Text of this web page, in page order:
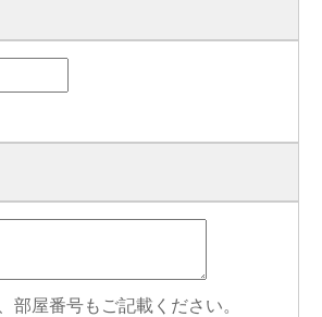
部屋番号もご記載ください。